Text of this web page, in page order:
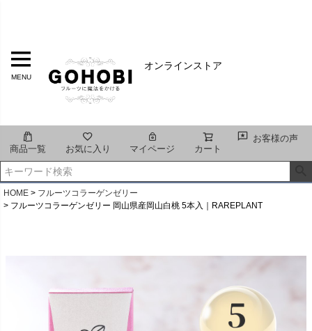
オンラインストア
MENU
商品一覧 お気に入り マイページ カート
お客様の声
HOME
フルーツコラーゲンゼリー
フルーツコラーゲンゼリー 岡山県産岡山白桃 5本入｜RAREPLANT